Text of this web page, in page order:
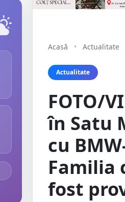
Acasă • Actualitate
Actualitate
FOTO/
în Satu
cu
Familia
fost